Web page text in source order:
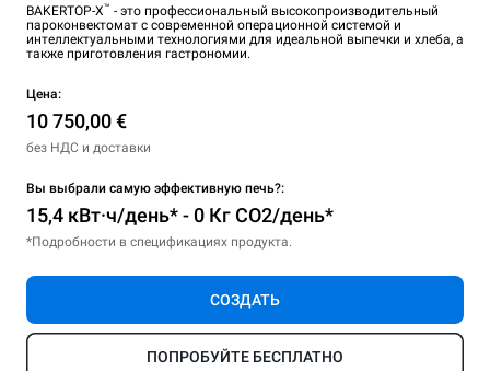
BAKERTOP-X™ - это профессиональный высокопроизводительный
пароконвектомат с современной операционной системой и
интеллектуальными технологиями для идеальной выпечки и хлеба, а
также приготовления гастрономии.
Цена:
10 750,00 €
без НДС и доставки
Вы выбрали самую эффективную печь?:
15,4 кВт·ч/день* - 0 Кг CO2/день*
*Подробности в спецификациях продукта.
СОЗДАТЬ
ПОПРОБУЙТЕ БЕСПЛАТНО